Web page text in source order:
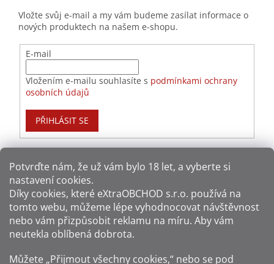
Potvrďte nám​​, že už vám bylo 18 let, a vyberte si
nastavení cookies.
Díky cookies, které eXtraOBCHOD s.r.o. používá na
tomto webu, můžeme lépe vyhodnocovat návštěvnost
nebo vám přizpůsobit reklamu na míru. Aby vám
neutekla oblíbená dobrota.
Můžete „Přijmout všechny cookies,“ nebo se pod
Vložte svůj e-mail a my vám budeme zasílat informace o
nových produktech na našem e-shopu.
E-mail
Vložením e-mailu souhlasíte s podmínkami ochrany
osobních údajů
PŘIHLÁSIT SE
Způsoby dopravy: